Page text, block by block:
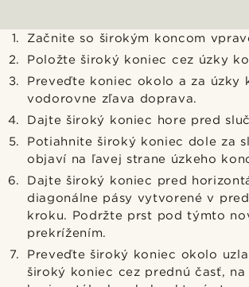
Začnite so širokým koncom
Položte široký koniec cez úzky
Preveďte koniec okolo a za úzky
vodorovne zľava doprava.
Dajte široký koniec hore pred
Potiahnite široký koniec dole za
objaví na ľavej strane úzkeho
Dajte široký koniec pred
diagonálne pásy vytvorené v
kroku. Podržte prst pod týmto
prekrížením.
Preveďte široký koniec okolo
široký koniec cez prednú časť, na